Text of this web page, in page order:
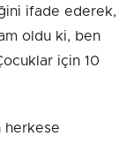
ifade ederek,
oldu ki, ben
için 10
herkese